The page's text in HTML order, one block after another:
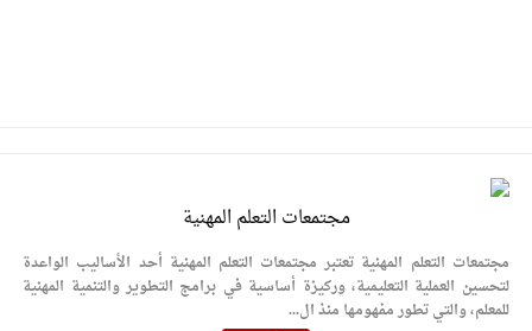
مجتمعات التعلم المهنية
مجتمعات التعلم المهنية تعتبر مجتمعات التعلم المهنية أحد الأساليب الواعدة
لتحسين العملية التعليمية، وركيزة أساسية في برامج التطوير والتنمية المهنية
للمعلم، والتي تطور مفهومها منذ ال...